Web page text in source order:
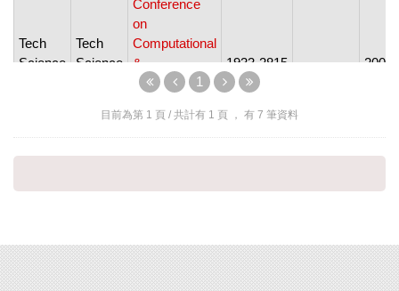
Tech
Science
Tech
Science
Conference
on
Computational
&
Experimental
and Sciences
(ICCES)
1933-2815 -- 2007-
Cellular
Tech
Tech
Structural
Durability &
1
目前為第 1 頁 / 共計有 1 頁 ， 有 7 筆資料